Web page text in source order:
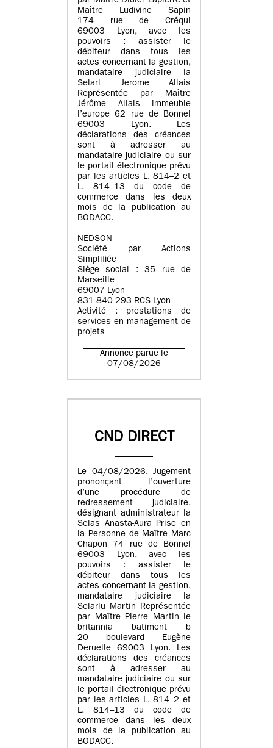
Maître Ludivine Sapin
174 rue de Créqui
69003 Lyon, avec les
pouvoirs : assister le
débiteur dans tous les
actes concernant la gestion,
mandataire judiciaire la
Selarl Jerome Allais
Représentée par Maître
Jérôme Allais immeuble
l’europe 62 rue de Bonnel
69003 Lyon. Les
déclarations des créances
sont à adresser au
mandataire judiciaire ou sur
le portail électronique prévu
par les articles L. 814–2 et
L. 814–13 du code de
commerce dans les deux
mois de la publication au
BODACC.
NEDSON
Société par Actions
Simplifiée
Siège social : 35 rue de
Marseille
69007 Lyon
831 840 293 RCS Lyon
Activité : prestations de
services en management de
projets
Annonce parue le
07/08/2026
CND DIRECT
Le 04/08/2026. Jugement
prononçant l’ouverture
d’une procédure de
redressement judiciaire,
désignant administrateur la
Selas Anasta-Aura Prise en
la Personne de Maître Marc
Chapon 74 rue de Bonnel
69003 Lyon, avec les
pouvoirs : assister le
débiteur dans tous les
actes concernant la gestion,
mandataire judiciaire la
Selarlu Martin Représentée
par Maître Pierre Martin le
britannia batiment b
20 boulevard Eugène
Deruelle 69003 Lyon. Les
déclarations des créances
sont à adresser au
mandataire judiciaire ou sur
le portail électronique prévu
par les articles L. 814–2 et
L. 814–13 du code de
commerce dans les deux
mois de la publication au
BODACC.